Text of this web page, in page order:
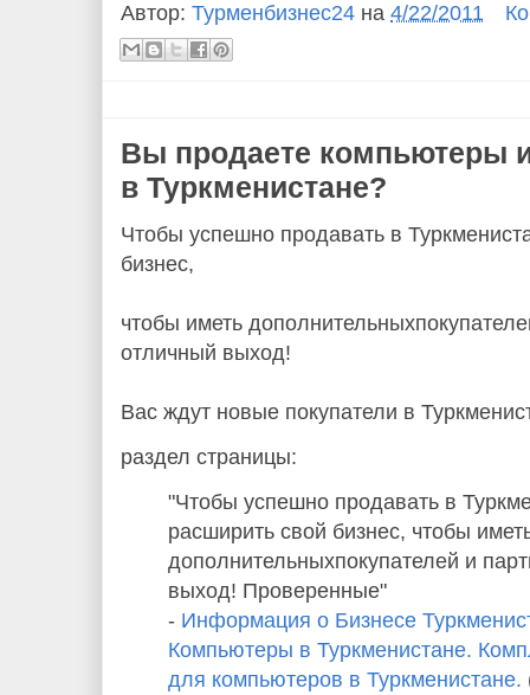
Автор: Турменбизнес24 на 4/22/2011
Вы продаете компьютеры
в Туркменистане?
Чтобы успешно продавать в
бизнес,
чтобы иметь
отличный выход!
Вас ждут новые покупатели в
раздел страницы:
"Чтобы успешно продавать в
расширить свой бизнес, чтобы
дополнительныхпокупателей и
выход! Проверенные"
- Информация о Бизнесе
Компьютеры в Туркменистане.
для компьютеров в Туркменистане.